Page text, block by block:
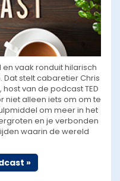
vaak ronduit hilarisch
stelt cabaretier Chris
host van de podcast TED
niet alleen iets om om te
om meer in het
en je verbonden
waarin de wereld
»